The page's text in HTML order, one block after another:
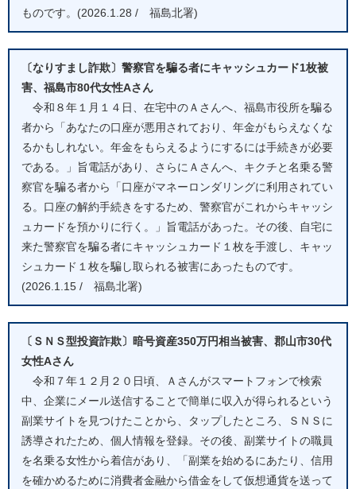
ものです。(2026.1.28 / 福島北署)
〔なりすまし詐欺〕警察官を騙る者にキャッシュカード1枚被
害、福島市80代女性Aさん
令和８年１月１４日、在宅中のＡさんへ、福島市役所を騙る
者から「あなたの口座が悪用されており、年金がもらえなくな
るかもしれない。年金をもらえるようにするには手続きが必要
である。」旨電話があり、さらにＡさんへ、キクチと名乗る警
察官を騙る者から「口座がマネーロンダリングに利用されてい
る。口座の解約手続きをするため、警察官がこれからキャッシ
ュカードを預かりに行く。」旨電話があった。その後、自宅に
来た警察官を騙る者にキャッシュカード１枚を手渡し、キャッ
シュカード１枚を騙し取られる被害にあったものです。
(2026.1.15 / 福島北署)
〔ＳＮＳ型投資詐欺〕暗号資産350万円相当被害、郡山市30代
女性Aさん
令和７年１２月２０日頃、Ａさんがスマートフォンで検索
中、企業にメール送信することで簡単に収入が得られるという
副業サイトを見つけたことから、タップしたところ、ＳＮＳに
誘導されたため、個人情報を登録。その後、副業サイトの職員
を名乗る女性から着信があり、「副業を始めるにあたり、信用
を確かめるために消費者金融から借金をして仮想通貨を送って